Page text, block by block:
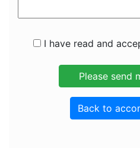
I have read and
Back to